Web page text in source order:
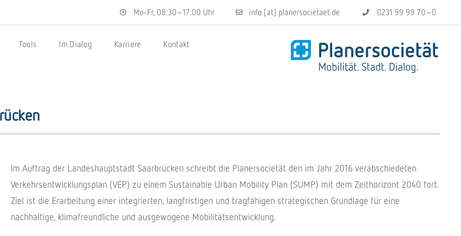
Mo-Fr, 08:30–17:00 Uhr info [at] planersocietaet.de 0231 99 99 70–0
Tools Im Dialog Karriere Kontakt
Im Auftrag der Landeshauptstadt Saarbrücken schreibt die Planersocietät den im Jahr 2016 verabschiedeten
Verkehrsentwicklungsplan (VEP) zu einem Sustainable Urban Mobility Plan (SUMP) mit dem Zeithorizont 2040 fort.
Ziel ist die Erarbeitung einer integrierten, langfristigen und tragfähigen strategischen Grundlage für eine
nachhaltige, klimafreundliche und ausgewogene Mobilitätsentwicklung.